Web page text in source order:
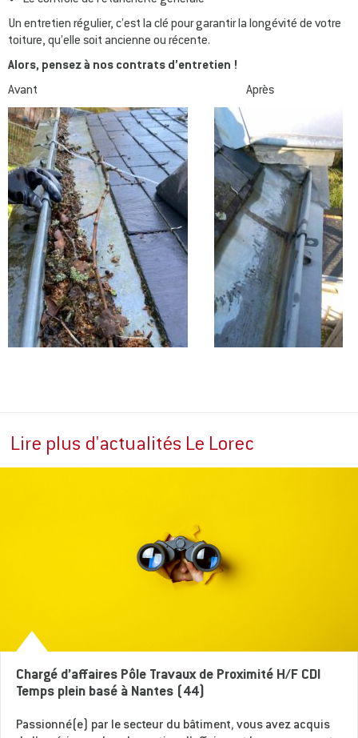
Un entretien régulier, c’est la clé pour garantir la longévité de votre
toiture, qu’elle soit ancienne ou récente.
Alors, pensez à nos contrats d’entretien !
Avant Après
Lire plus d'actualités Le Lorec
Chargé d’affaires Pôle Travaux de Proximité H/F CDI
Temps plein basé à Nantes (44)
Passionné(e) par le secteur du bâtiment, vous avez acquis